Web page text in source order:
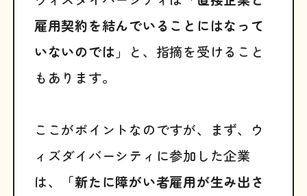
雇用契約を結んでいることにはなって
いないのでは」
と、指摘を受けること
もあります。
ここがポイントなのですが、まず、ウ
ィズダイバーシティに参加した企業
は、
「新たに障がい者雇用が生み出さ